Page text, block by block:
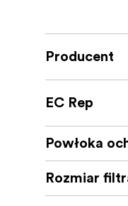
FSND.
W
O
Producent
EC Rep
Powłoka
Rozmiar